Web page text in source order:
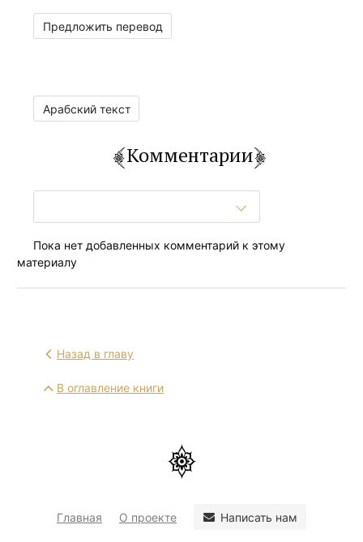
Предложить перевод
Арабский текст
Комментарии
Пока нет добавленных комментарий к этому
материалу
Назад в главу
В оглавление книги
Главная О проекте Написать нам